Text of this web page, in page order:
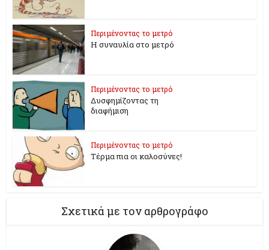
Περιμένοντας το μετρό
Η συναυλία στο μετρό
Περιμένοντας το μετρό
Δυσφημίζοντας τη
διαφήμιση
Περιμένοντας το μετρό
Τέρμα πια οι καλοσύνες!
Σχετικά με τον αρθρογράφο